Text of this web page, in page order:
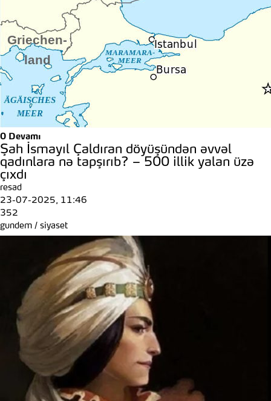
0 Devamı
Şah İsmayıl Çaldıran döyüşündən əvvəl
qadınlara nə tapşırıb? – 500 illik yalan üzə
çıxdı
resad
23-07-2025, 11:46
352
gundem / siyaset